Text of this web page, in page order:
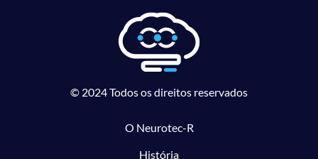
© 2024 Todos os direitos reservados
O Neurotec-R
História